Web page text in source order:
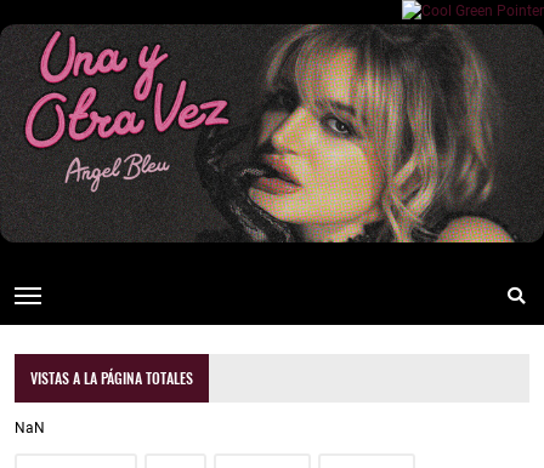
VISTAS A LA PÁGINA TOTALES
NaN